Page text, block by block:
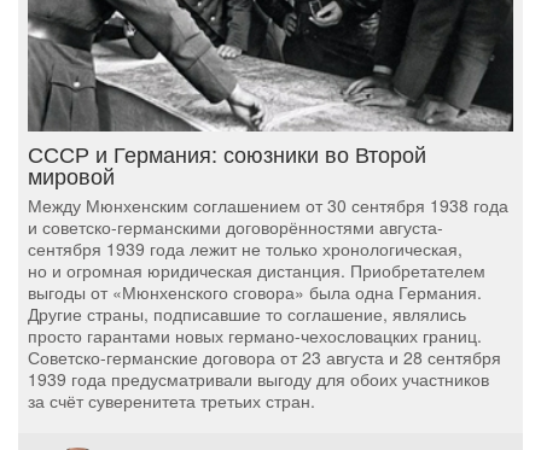
СССР и Германия: союзники во Второй
мировой
Между Мюнхенским соглашением от 30 сентября 1938 года
и советско-германскими договорённостями августа-
сентября 1939 года лежит не только хронологическая,
но и огромная юридическая дистанция. Приобретателем
выгоды от «Мюнхенского сговора» была одна Германия.
Другие страны, подписавшие то соглашение, являлись
просто гарантами новых германо-чехословацких границ.
Советско-германские договора от 23 августа и 28 сентября
1939 года предусматривали выгоду для обоих участников
за счёт суверенитета третьих стран.